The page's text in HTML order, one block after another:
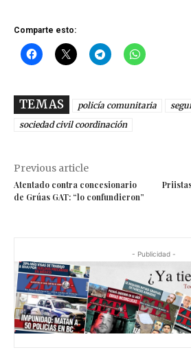
Comparte esto:
TEMAS policía comunitaria
sociedad civil coordinación
Previous article
Atentado contra concesionario
de Grúas GAT: “lo confundieron”
- Publicidad -